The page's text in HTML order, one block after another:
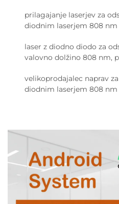
prilagajanje laserjev za
diodnim laserjem 808 nm
laser z diodno diodo za
valovno dolžino 808 nm,
velikoprodajalec naprav
diodnim laserjem 808 nm